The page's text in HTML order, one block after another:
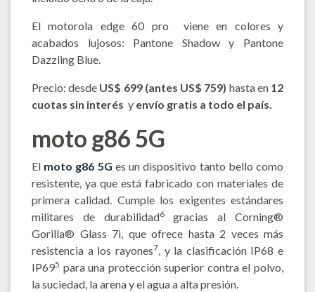
El motorola edge 60 pro viene en colores y
acabados lujosos: Pantone Shadow y Pantone
Dazzling Blue.
Precio: desde US$ 699 (antes US$ 759) hasta en 12
cuotas sin interés y envío gratis a todo el país.
moto g86 5G
El moto g86 5G es un dispositivo tanto bello como
resistente, ya que está fabricado con materiales de
primera calidad. Cumple los exigentes estándares
militares de durabilidad6gracias al Corning®
Gorilla® Glass 7i, que ofrece hasta 2 veces más
resistencia a los rayones7, y la clasificación IP68 e
IP695 para una protección superior contra el polvo,
la suciedad, la arena y el agua a alta presión.